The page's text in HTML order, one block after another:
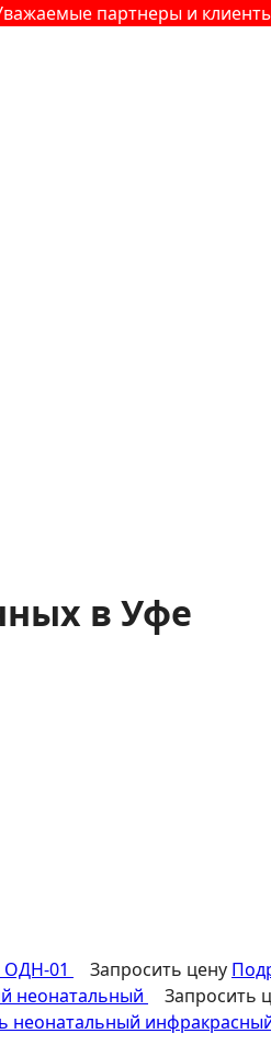
партнеры и клиенты!
в Уфе
ОДН-01
Запросить цену
неонатальный
Запросить
неонатальный